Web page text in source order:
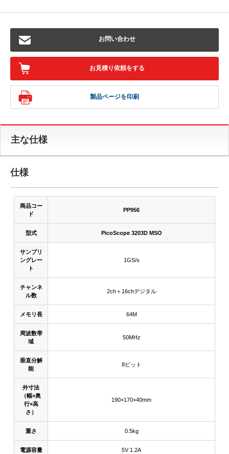
お問い合わせ
お見積り依頼をする
製品ページを印刷
主な仕様
仕様
商品コー
ド
PP956
型式 PicoScope 3203D MSO
サンプリ
ングレー
ト
1GS/s
チャンネ
ル数
2ch＋16chデジタル
メモリ長 64M
周波数帯
域
50MHz
垂直分解
能
8ビット
外寸法
（幅×奥
行×高
さ）
190×170×40mm
重さ 0.5kg
電源容量 5V 1.2A